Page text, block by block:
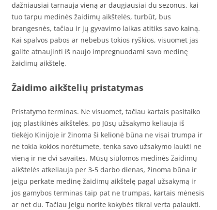
dažniausiai tarnauja vieną ar daugiausiai du sezonus, kai
tuo tarpu medinės žaidimų aikštelės, turbūt, bus
brangesnės, tačiau ir jų gyvavimo laikas atitiks savo kainą.
Kai spalvos pabos ar nebebus tokios ryškios, visuomet jas
galite atnaujinti iš naujo impregnuodami savo medinę
žaidimų aikštelę.
Žaidimo aikštelių pristatymas
Pristatymo terminas. Ne visuomet, tačiau kartais pasitaiko
jog plastikinės aikštelės, po Jūsų užsakymo keliauja iš
tiekėjo Kinijoje ir žinoma ši kelionė būna ne visai trumpa ir
ne tokia kokios norėtumete, tenka savo užsakymo laukti ne
vieną ir ne dvi savaites. Mūsų siūlomos medinės žaidimų
aikštelės atkeliauja per 3-5 darbo dienas, žinoma būna ir
jeigu perkate medinę žaidimų aikštelę pagal užsakymą ir
jos gamybos terminas taip pat ne trumpas, kartais mėnesis
ar net du. Tačiau jeigu norite kokybės tikrai verta palaukti.